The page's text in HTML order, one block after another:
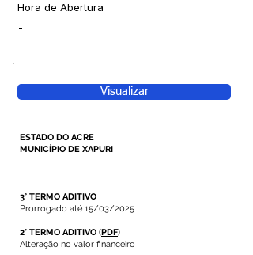
Hora de Abertura
-
Visualizar
ESTADO DO ACRE
MUNICÍPIO DE XAPURI
3° TERMO ADITIVO
Prorrogado até 15/03/2025
2° TERMO ADITIVO (PDF)
Alteração no valor financeiro